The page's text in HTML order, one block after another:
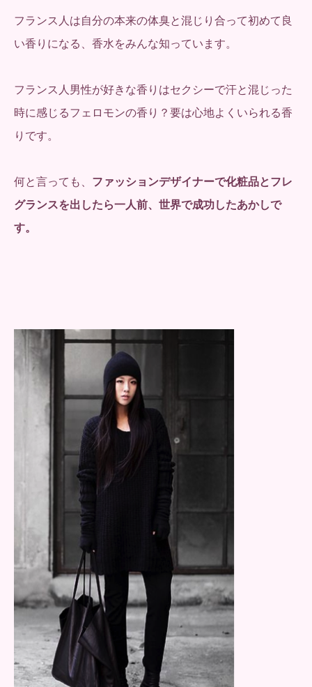
フランス人は自分の本来の体臭と混じり合って初めて良
い香りになる、香水をみんな知っています。
フランス人男性が好きな香りはセクシーで汗と混じった
時に感じるフェロモンの香り？要は心地よくいられる香
りです。
何と言っても、 ファッションデザイナーで化粧品とフレ
グランスを出したら一人前、世界で成功したあかしで
す。